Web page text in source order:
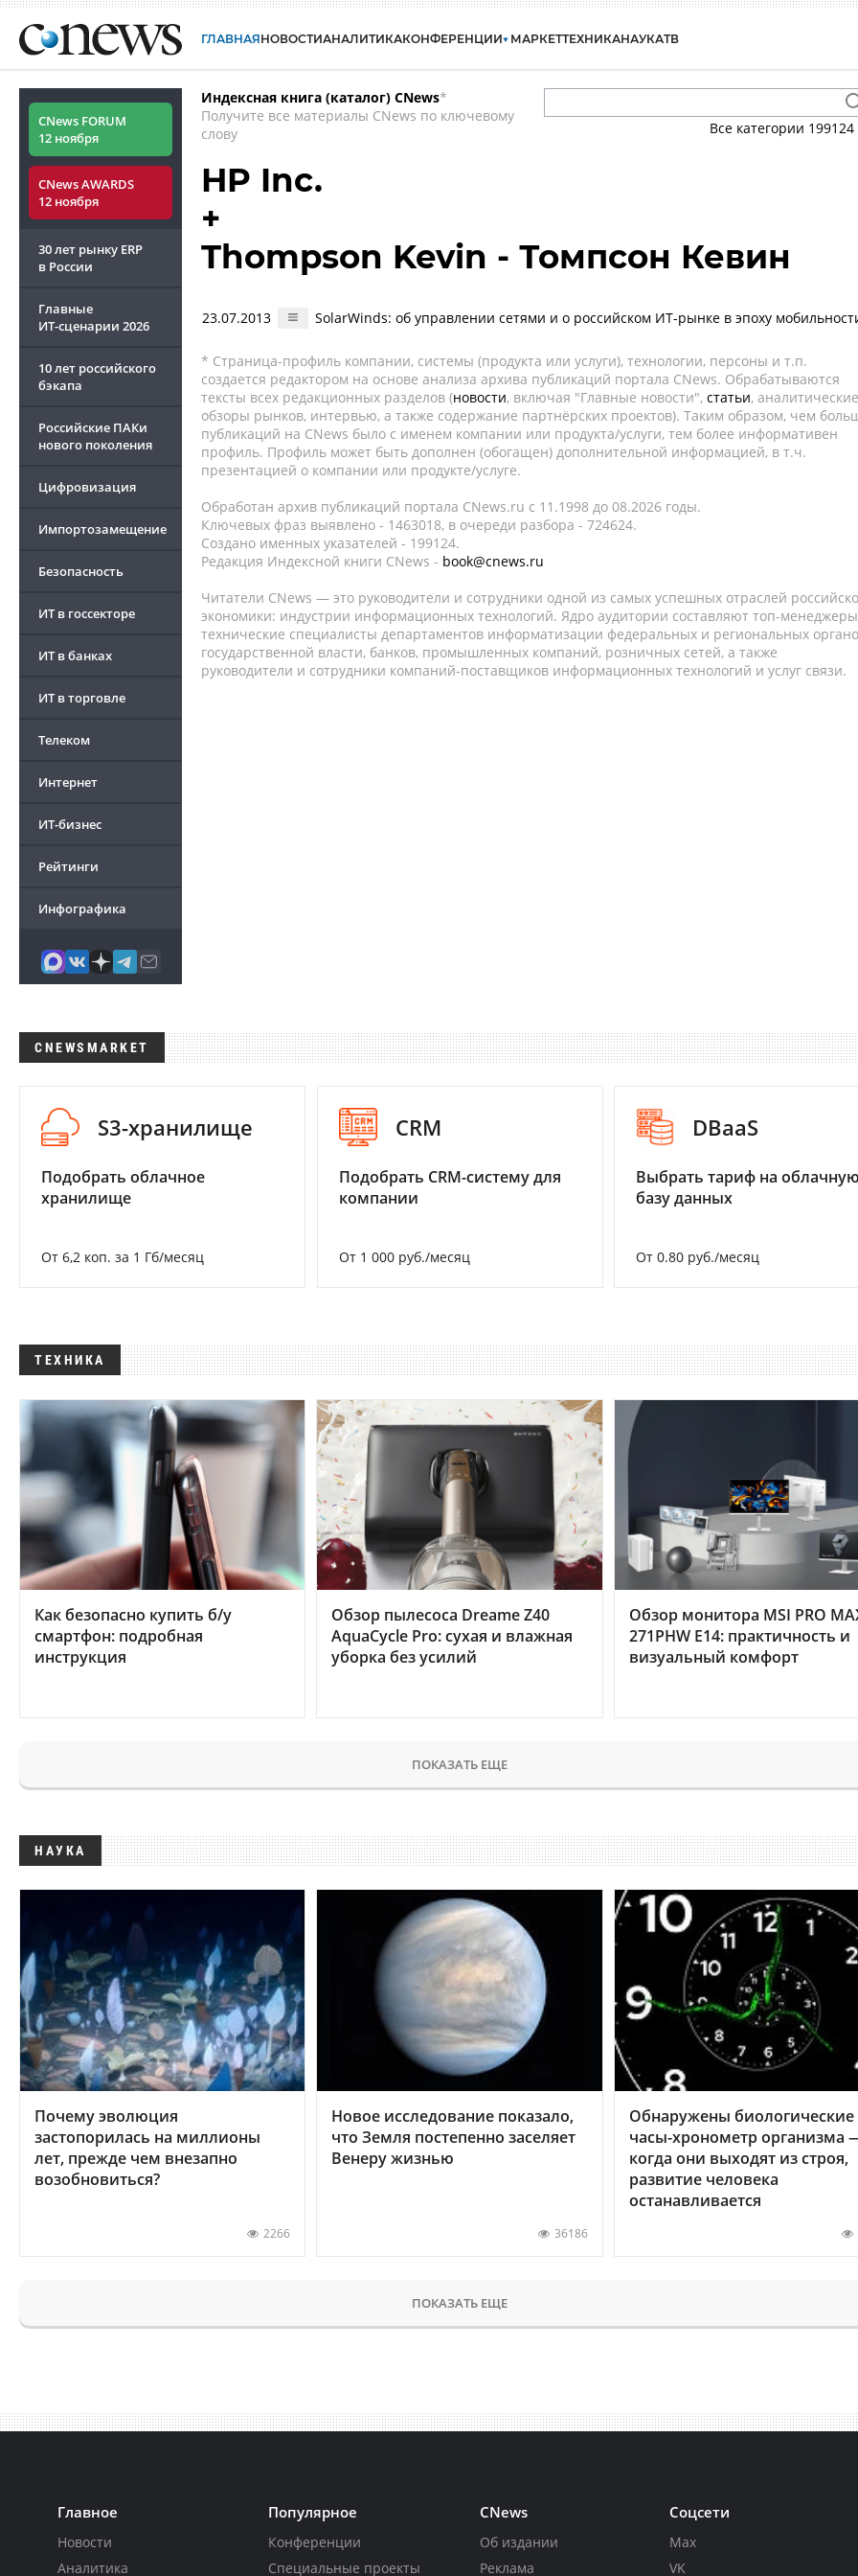
ГЛАВНАЯНОВОСТИАНАЛИТИКАКОНФЕРЕНЦИИ МАРКЕТТЕХНИКАНАУКАТВ
CNews FORUM
12 ноября
CNews AWARDS
12 ноября
30 лет рынку ERP
в России
Главные
ИТ-сценарии 2026
10 лет российского
бэкапа
Российские ПАКи
нового поколения
Цифровизация
Импортозамещение
Безопасность
ИТ в госсекторе
ИТ в банках
ИТ в торговле
Телеком
Интернет
ИТ-бизнес
Рейтинги
Инфографика
Индексная книга (каталог) CNews*
Получите все материалы CNews по ключевому
слову
Все категории 199124
HP Inc.
+
Thompson Kevin - Томпсон Кевин
23.07.2013 SolarWinds: об управлении сетями и о российском ИТ-рынке в эпоху
* Страница-профиль компании, системы (продукта или услуги), технологии, персоны и т.п.
создается редактором на основе анализа архива публикаций портала CNews. Обрабатываются
тексты всех редакционных разделов (новости, включая "Главные новости", статьи, аналитические
обзоры рынков, интервью, а также содержание партнёрских проектов). Таким образом, чем
публикаций на CNews было с именем компании или продукта/услуги, тем более информативен
профиль. Профиль может быть дополнен (обогащен) дополнительной информацией, в т.ч.
презентацией о компании или продукте/услуге.
Обработан архив публикаций портала CNews.ru c 11.1998 до 08.2026 годы.
Ключевых фраз выявлено - 1463018, в очереди разбора - 724624.
Создано именных указателей - 199124.
Редакция Индексной книги CNews - book@cnews.ru
Читатели CNews — это руководители и сотрудники одной из самых успешных отраслей
экономики: индустрии информационных технологий. Ядро аудитории составляют топ-
технические специалисты департаментов информатизации федеральных и региональных
государственной власти, банков, промышленных компаний, розничных сетей, а также
руководители и сотрудники компаний-поставщиков информационных технологий и услуг связи.
CNEWSMARKET
S3-хранилище
Подобрать облачное
хранилище
От 6,2 коп. за 1 Гб/месяц
CRM
Подобрать CRM-систему для
компании
От 1 000 руб./месяц
DBaaS
Выбрать тариф на
базу данных
От 0.80 руб./месяц
ТЕХНИКА
Как безопасно купить б/у
смартфон: подробная
инструкция
Обзор пылесоса Dreame Z40
AquaCycle Pro: сухая и влажная
уборка без усилий
Обзор монитора MSI PRO
271PHW E14: практичность и
визуальный комфорт
ПОКАЗАТЬ ЕЩЕ
НАУКА
Почему эволюция
застопорилась на миллионы
лет, прежде чем внезапно
возобновиться?
2266
Новое исследование показало,
что Земля постепенно заселяет
Венеру жизнью
36186
Обнаружены биологические
часы-хронометр организма
когда они выходят из строя,
развитие человека
останавливается
ПОКАЗАТЬ ЕЩЕ
Главное
Новости
Аналитика
Популярное
Конференции
Специальные проекты
CNews
Об издании
Реклама
Соцсети
Max
VK